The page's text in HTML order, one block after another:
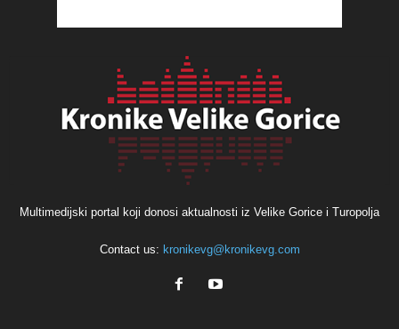
Multimedijski portal koji donosi aktualnosti iz Velike Gorice i Turopolja
Contact us: kronikevg@kronikevg.com